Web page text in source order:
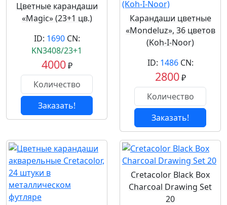
Цветные карандаши
«Magic» (23+1 цв.)
ID: 1690CN:
KN3408/23+1
4000₽
Заказать!
Карандаши цветные
«Mondeluz», 36 цветов
(Koh-I-Noor)
ID: 1486CN:
2800₽
Заказать!
Cretacolor Black Box
Charcoal Drawing Set
20